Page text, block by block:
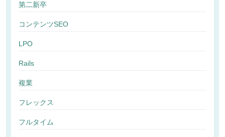
第二新卒
コンテンツSEO
LPO
Rails
複業
フレックス
フルタイム